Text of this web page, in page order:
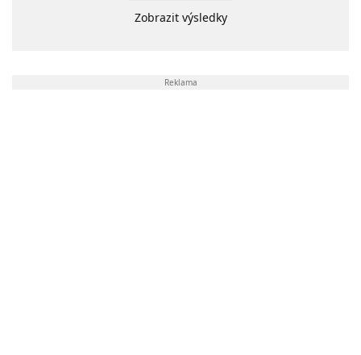
Zobrazit výsledky
Reklama